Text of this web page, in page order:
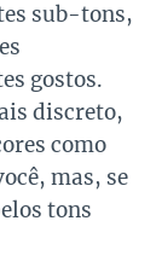
sub-tons,
gostos.
discreto,
como
mas, se
tons